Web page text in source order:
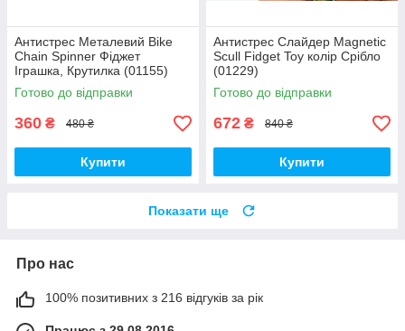
Антистрес Металевий Bike
Chain Spinner Фіджет
Іграшка, Крутилка (01155)
Готово до відправки
360 ₴ 480 ₴
Купити
Антистрес Слайдер Magnetic
Scull Fidget Toy колір Срібло
(01229)
Готово до відправки
672 ₴ 840 ₴
Купити
Показати ще
Про нас
100% позитивних з 216 відгуків за рік